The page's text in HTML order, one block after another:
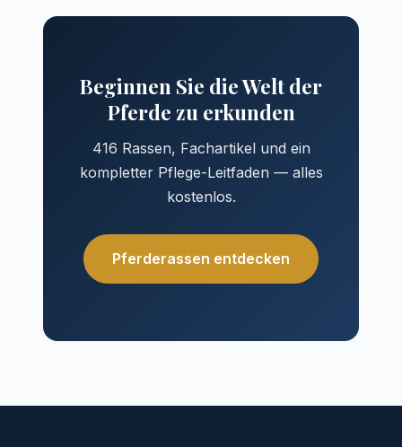
Beginnen Sie die Welt der
Pferde zu erkunden
416 Rassen, Fachartikel und ein
kompletter Pflege-Leitfaden — alles
kostenlos.
Pferderassen entdecken